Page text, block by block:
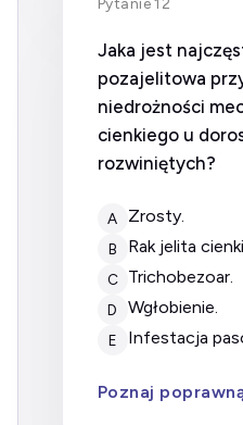
Jaka jest
pozajelitowa
niedrożności
cienkiego u
rozwiniętych?
A zrosty.
B rak jelita
C trichobezoar.
D wgłobienie.
E infestacja
Poznaj